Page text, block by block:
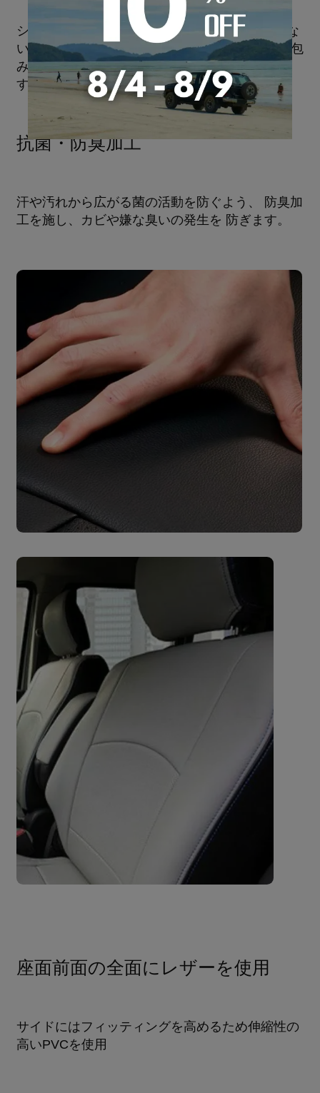
シートカバーの裏地には厚すぎず、また薄すぎな
い 厚さ10mmのウレタンを採用。 背中を優しく包
み込み、体への負担が少ない工夫を施していま
す。
抗菌・防臭加工
汗や汚れから広がる菌の活動を防ぐよう、 防臭加
工を施し、カビや嫌な臭いの発生を 防ぎます。
座面前面の全面にレザーを使用
サイドにはフィッティングを高めるため伸縮性の
高いPVCを使用